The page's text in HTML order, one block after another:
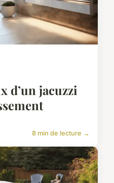
d’un jacuzzi
8 min de lecture →